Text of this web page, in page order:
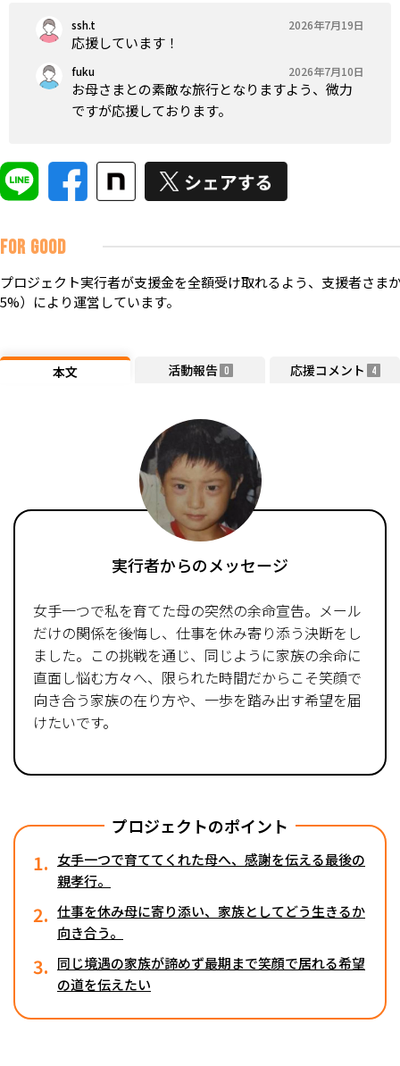
ssh.t 2026年7月19日
応援しています！
fuku 2026年7月10日
お母さまとの素敵な旅行となりますよう、微力
ですが応援しております。
FOR GOOD
プロジェクト実行者が支援金を全額受け取れるよう、支援者さま
5%）により運営しています。
本文 活動報告 0 応援コメント 4
実行者からのメッセージ
女手一つで私を育てた母の突然の余命宣告。メール
だけの関係を後悔し、仕事を休み寄り添う決断をし
ました。この挑戦を通じ、同じように家族の余命に
直面し悩む方々へ、限られた時間だからこそ笑顔で
向き合う家族の在り方や、一歩を踏み出す希望を届
けたいです。
プロジェクトのポイント
1. 女手一つで育ててくれた母へ、感謝を伝える最後の
親孝行。
2. 仕事を休み母に寄り添い、家族としてどう生きるか
向き合う。
3. 同じ境遇の家族が諦めず最期まで笑顔で居れる希望
の道を伝えたい